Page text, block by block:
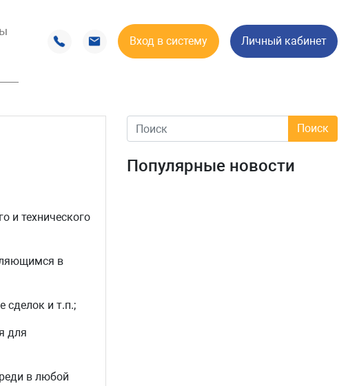
Вход в систему Личный кабинет
и технического
в
сделок и т.п.;
для
в любой
Популярные новости